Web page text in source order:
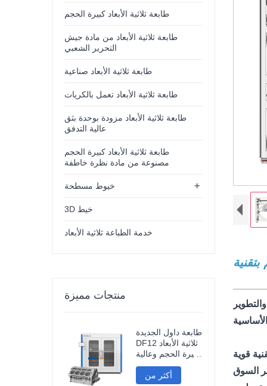
طابعة ثلاثية الأبعاد كبيرة الحجم
طابعة ثلاثية الأبعاد من مادة جيش
التحرير الشعبي
طابعة ثلاثية الأبعاد صناعية
طابعة ثلاثية الأبعاد تعمل بالكريات
طابعة ثلاثية الأبعاد مزودة بوحدة بثق
عالية التدفق
طابعة ثلاثية الأبعاد كبيرة الحجم
مصنوعة من مادة نظرة خاطفة
+ خيوط مسطحة
3D خيط
خدمة الطباعة ثلاثية الأبعاد
منتجات مميزة
طابعة داول الجديدة
DF12 ثلاثية الأبعاد
كبيرة الحجم وعالية
الدقة، طابعة نماذج
صناعية ثلاثية الأبعاد
أكثر من